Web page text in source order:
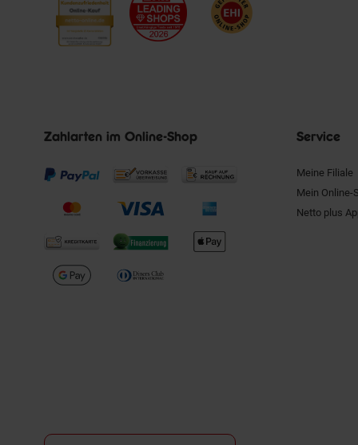
Zahlarten im Online-Shop Service
Meine Filiale
Mein Online-
Netto plus